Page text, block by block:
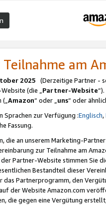
am
2025 (Derzeitige Partner -
(die „Partner-Website
(„Amazon“ oder „uns“ oder
Sprachen zur Verfügung :Englisch,
Fassung.
die an unserem Marketing-
zur Teilnahme am
Partner-Website stimmen Sie
Bestandteil dieser
das Partnerprogramm, den
der Website Amazon.com
die gegen eine Vergütung